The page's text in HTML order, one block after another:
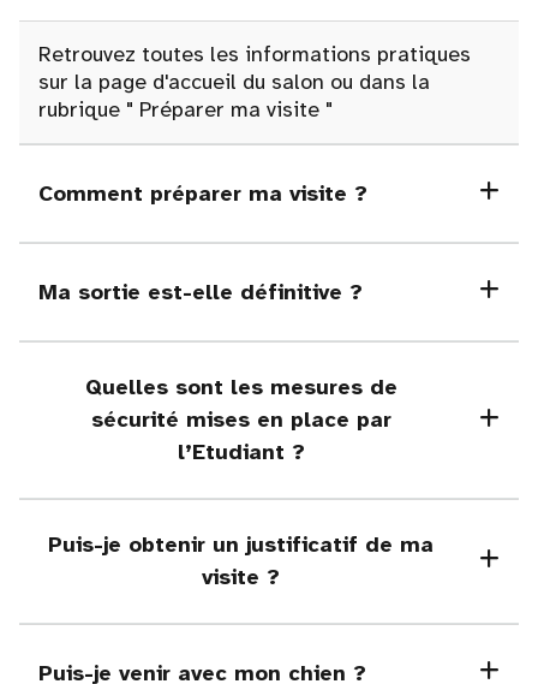
Retrouvez toutes les informations pratiques
sur la page d'accueil du salon ou dans la
rubrique " Préparer ma visite "
Comment préparer ma visite ?
Ma sortie est-elle définitive ?
Quelles sont les mesures de
sécurité mises en place par
l’Etudiant ?
Puis-je obtenir un justificatif de ma
visite ?
Puis-je venir avec mon chien ?